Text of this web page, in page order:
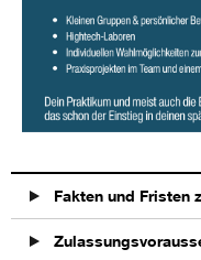
Fakten und Fristen